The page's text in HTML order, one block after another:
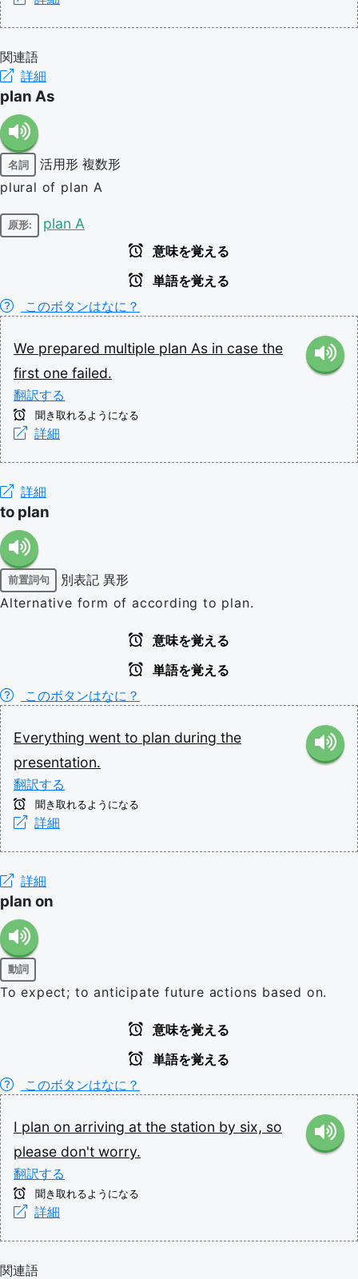
関連語
詳細
plan As
名詞 活用形 複数形
plural of plan A
原形: plan A
意味を覚える
単語を覚える
このボタンはなに？
We prepared multiple plan As in case the
first one failed.
翻訳する
聞き取れるようになる
詳細
詳細
to plan
前置詞句 別表記 異形
Alternative form of according to plan.
意味を覚える
単語を覚える
このボタンはなに？
Everything went to plan during the
presentation.
翻訳する
聞き取れるようになる
詳細
詳細
plan on
動詞
To expect; to anticipate future actions based on.
意味を覚える
単語を覚える
このボタンはなに？
I plan on arriving at the station by six, so
please don't worry.
翻訳する
聞き取れるようになる
詳細
関連語